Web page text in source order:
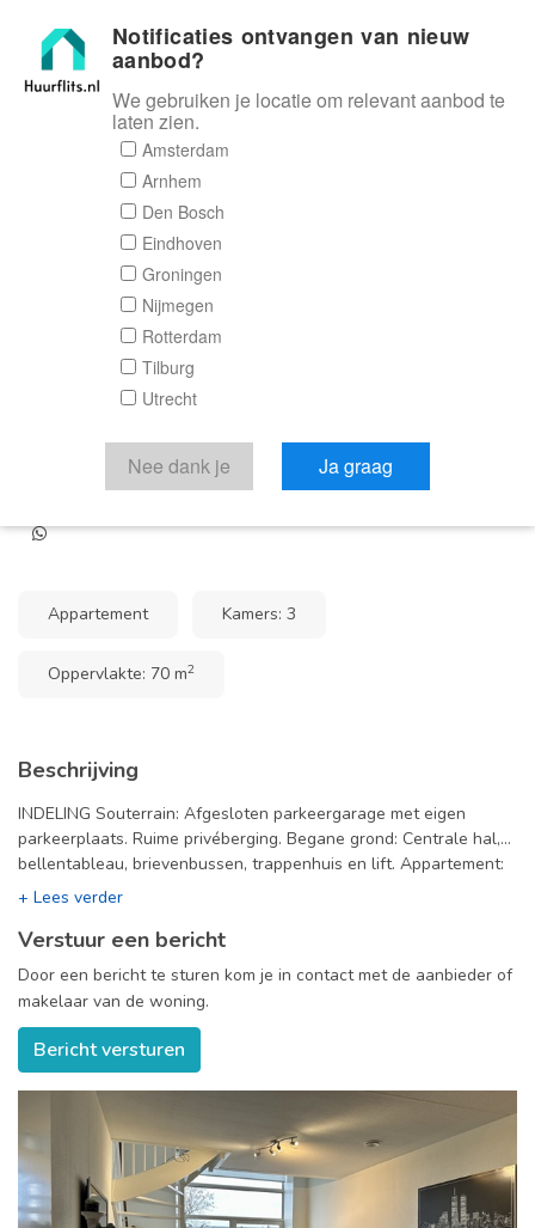
Huurflits
Appartement
Akersteenweg in
Maastricht
Akersteenweg , 6226 HG Maastricht
€ 1.350,00
Appartement Kamers: 3
Oppervlakte: 70 m2
Beschrijving
INDELING Souterrain: Afgesloten parkeergarage met eigen
parkeerplaats. Ruime privéberging. Begane grond: Centrale hal,
bellentableau, brievenbussen, trappenhuis en lift. Appartement:
Entree, hal en toegang tot de ruime woonkeuken. Keuken
kookplaat, oven, vaatwasser en een hoge koelkast met vriesvak.
Woonkamer bereikbaar via een trap vanuit de keuken.
Woonkamer met grote ramen die zorgen voor veel lichtinval.
Gezellige zithoek bij het raam. Badkamer met ligbad, dubbele
wastafel en wasmachine. Separaat toilet. Slaapkamer 1
(hoofdslaapkamer) biedt toegang tot het knusse balkon aan de
achterzijde. Slaapkamer 2 is te gebruiken als werkkamer of
logeerkamer. Het appartement is gelegen aan de rand van de
woonwijk Heer, met goede verbindingen naar het centrum, het
academisch ziekenhuis, de medische faculteit en uitvalswegen,
en nabij diverse voorzieningen zoals winkelcentra, scholen,
sportfaciliteiten en recreatiemogelijkheden. Beschikbaar voor een
Verstuur een bericht
Door een bericht te sturen kom je in contact met de aanbieder of
makelaar van de woning.
Bericht versturen
Notificaties ontvangen van nieuw
aanbod?
We gebruiken je locatie om relevant aanbod te
laten zien.
Amsterdam
Arnhem
Den Bosch
Eindhoven
Groningen
Nijmegen
Rotterdam
Tilburg
Utrecht
Nee dank je Ja graag